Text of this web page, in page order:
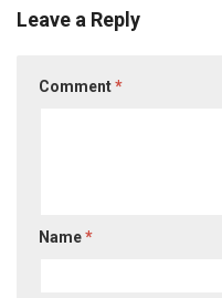
Leave a Reply
Comment*
Name*